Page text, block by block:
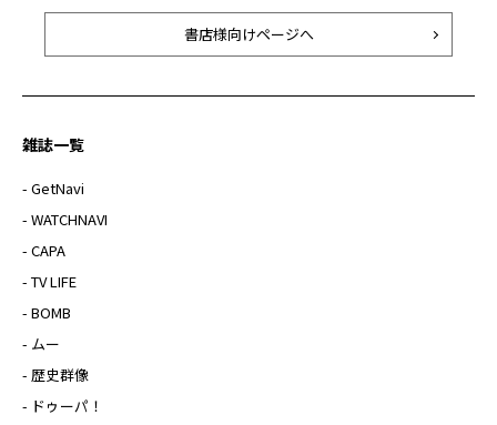
書店様向けページへ
雑誌一覧
- GetNavi
- WATCHNAVI
- CAPA
- TV LIFE
- BOMB
- ムー
- 歴史群像
- ドゥーパ！